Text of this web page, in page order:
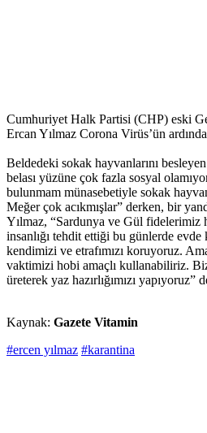
Cumhuriyet Halk Partisi (CHP) eski
Ercan Yılmaz Corona Virüs’ün
Beldedeki sokak hayvanlarını
belası yüzüne çok fazla sosyal
bulunmam münasebetiyle sokak
Meğer çok acıkmışlar” derken, bir
Yılmaz, “Sardunya ve Gül fidelerimiz
insanlığı tehdit ettiği bu günlerde
kendimizi ve etrafımızı koruyoruz.
vaktimizi hobi amaçlı kullanabiliriz.
üreterek yaz hazırlığımızı yapıyoruz”
Kaynak: Gazete Vitamin
#ercen yılmaz #karantina